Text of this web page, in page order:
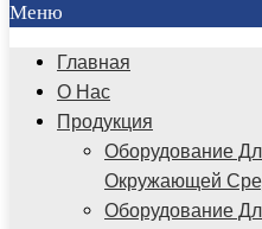
Меню
Главная
О Нас
Продукция
Оборудование
Окружающей
Оборудование